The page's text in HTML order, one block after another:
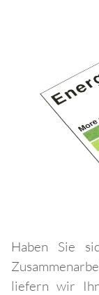
Haben Sie
liefern wir